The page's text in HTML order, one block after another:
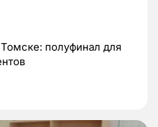
полуфинал для